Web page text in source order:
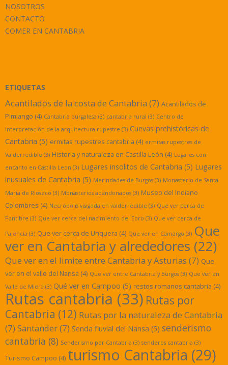
NOSOTROS
CONTACTO
COMER EN CANTABRIA
ETIQUETAS
Acantilados de la costa de Cantabria (7) Acantilados de
Pimiango (4) Cantabria burgalesa (3) cantabria rural (3) Centro de
interpretación de la arquitectura rupestre (3) Cuevas prehistóricas de
Cantabria (5) ermitas rupestres cantabria (4) ermitas rupestres de
Valderredible (3) Historia y naturaleza en Castilla León (4) Lugares con
encanto en Castilla Leon (3) Lugares insolitos de Cantabria (5) Lugares
inusuales de Cantabria (5) Merindades de Burgos (3) Monasterio de Santa
Maria de Rioseco (3) Monasterios abandonados (3) Museo del Indiano
Colombres (4) Necrópolis visigoda en valderredible (3) Que ver cerca de
Fontibre (3) Que ver cerca del nacimiento del Ebro (3) Que ver cerca de
Palencia (3) Que ver cerca de Unquera (4) Que ver en Camargo (3) Que
ver en Cantabria y alrededores (22)
Que ver en el limite entre Cantabria y Asturias (7) Que
ver en el valle del Nansa (4) Que ver entre Cantabria y Burgos (3) Que ver en
Valle de Miera (3) Qué ver en Campoo (5) restos romanos cantabria (4)
Rutas cantabria (33) Rutas por
Cantabria (12) Rutas por la naturaleza de Cantabria
(7) Santander(7) Senda fluvial del Nansa (5) senderismo
cantabria (8) Senderismo por Cantabria (3) senderos cantabria (3)
Turismo Campoo (4) turismo Cantabria (29)